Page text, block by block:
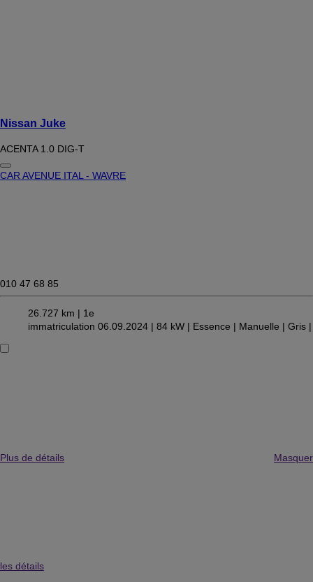
Nissan Juke
ACENTA 1.0 DIG-T
CAR AVENUE ITAL - WAVRE
010 47 68 85
26.727 km | 1e
immatriculation 06.09.2024 | 84 kW | Essence | Manuelle | Gris
Plus de détails Masquer
les détails